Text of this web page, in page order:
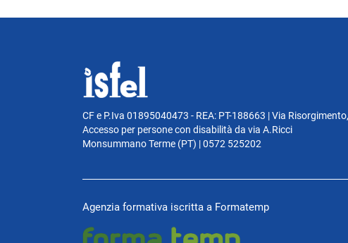
CF e P.Iva 01895040473 - REA: PT-188663 | Via
Accesso per persone con disabilità da via A.Ricci
Monsummano Terme (PT) | 0572 525202
Agenzia formativa iscritta a Formatemp